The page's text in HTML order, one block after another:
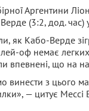
Аргентини
(3:2, дод. час)
як Кабо-Верде
оф немає легких
впевнені, що на
з цього
— цитує Мессі